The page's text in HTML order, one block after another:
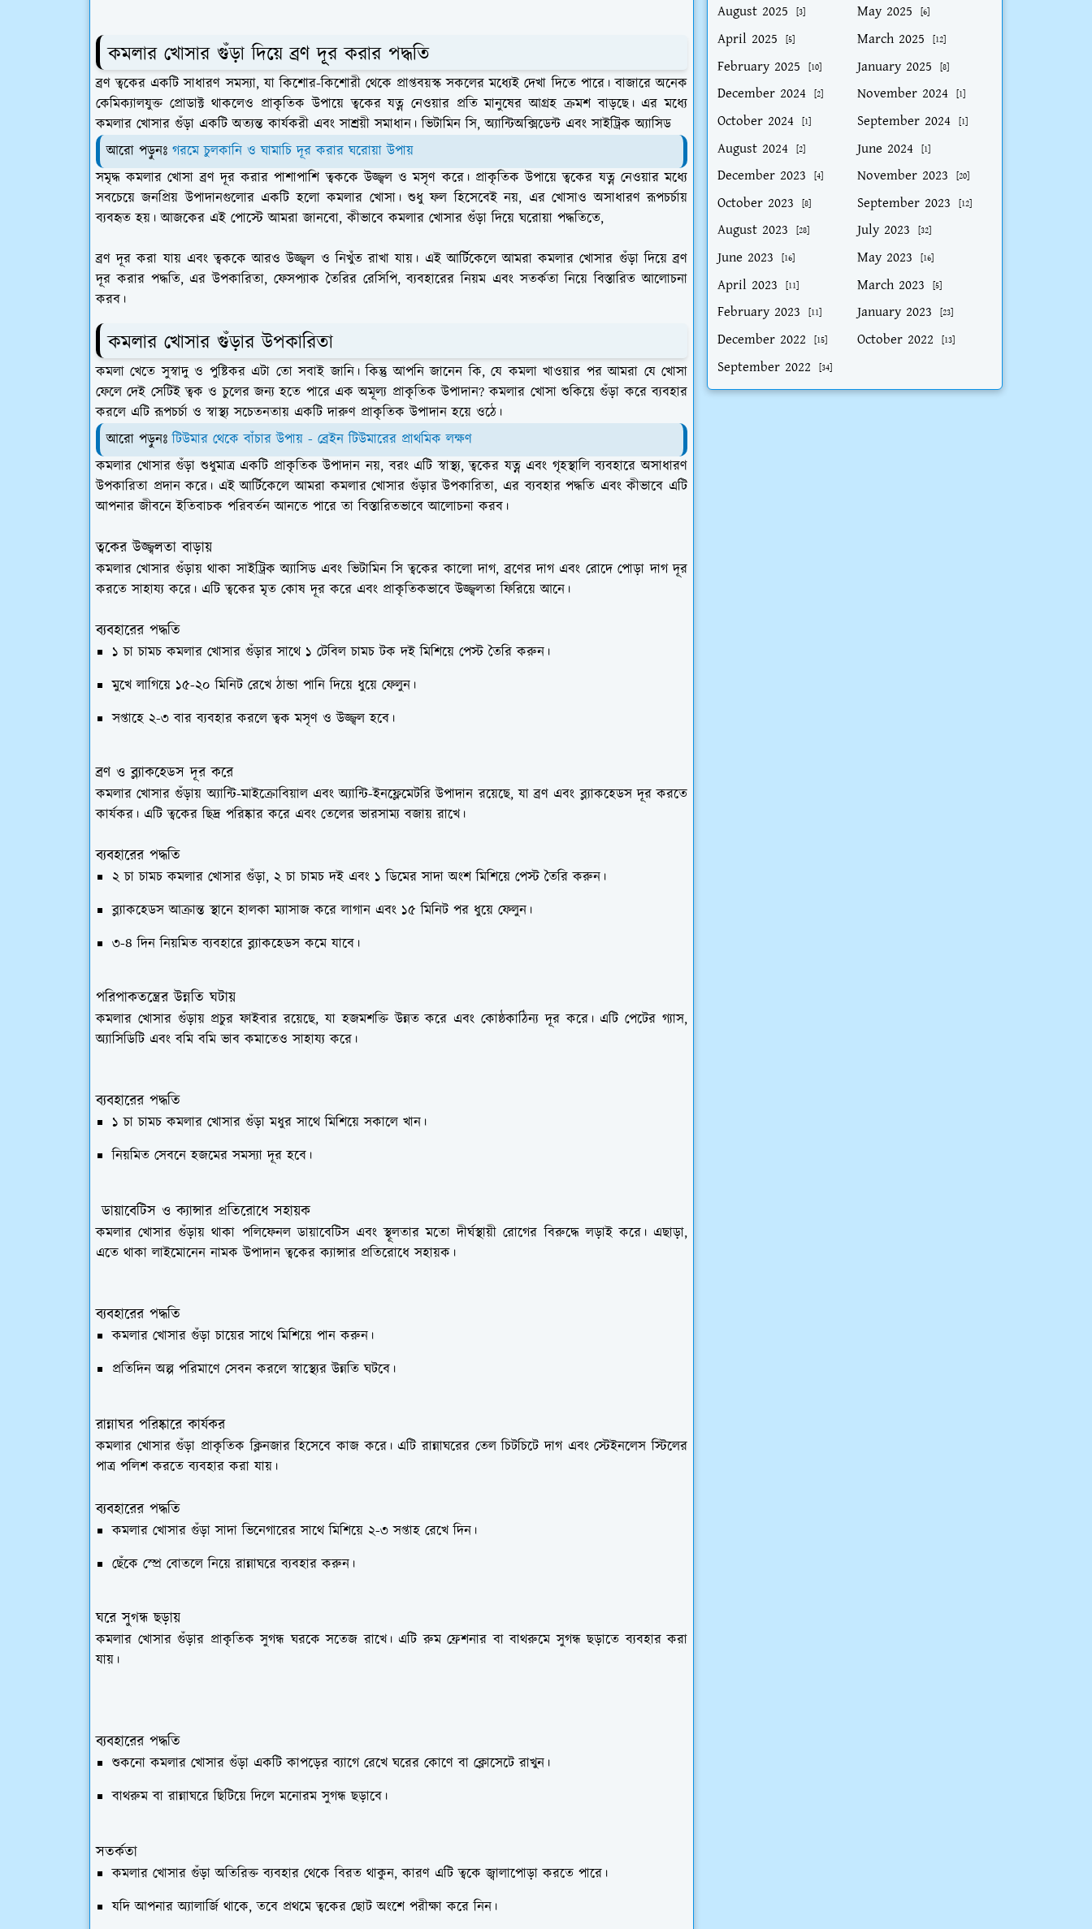
কমলার খোসার গুঁড়া দিয়ে ব্রণ দূর করার পদ্ধতি
ব্রণ ত্বকের একটি সাধারণ সমস্যা, যা কিশোর-কিশোরী থেকে প্রাপ্তবয়স্ক সকলের মধ্যেই দেখা দিতে পারে। বাজারে অনেক
কেমিক্যালযুক্ত প্রোডাক্ট থাকলেও প্রাকৃতিক উপায়ে ত্বকের যত্ন নেওয়ার প্রতি মানুষের আগ্রহ ক্রমশ বাড়ছে। এর মধ্যে
কমলার খোসার গুঁড়া একটি অত্যন্ত কার্যকরী এবং সাশ্রয়ী সমাধান। ভিটামিন সি, অ্যান্টিঅক্সিডেন্ট এবং সাইট্রিক অ্যাসিড
আরো পড়ুনঃ গরমে চুলকানি ও ঘামাচি দূর করার ঘরোয়া উপায়
সমৃদ্ধ কমলার খোসা ব্রণ দূর করার পাশাপাশি ত্বককে উজ্জ্বল ও মসৃণ করে। প্রাকৃতিক উপায়ে ত্বকের যত্ন নেওয়ার মধ্যে
সবচেয়ে জনপ্রিয় উপাদানগুলোর একটি হলো কমলার খোসা। শুধু ফল হিসেবেই নয়, এর খোসাও অসাধারণ রূপচর্চায়
ব্যবহৃত হয়। আজকের এই পোস্টে আমরা জানবো, কীভাবে কমলার খোসার গুঁড়া দিয়ে ঘরোয়া পদ্ধতিতে,
ব্রণ দূর করা যায় এবং ত্বককে আরও উজ্জ্বল ও নিখুঁত রাখা যায়। এই আর্টিকেলে আমরা কমলার খোসার গুঁড়া দিয়ে ব্রণ
দূর করার পদ্ধতি, এর উপকারিতা, ফেসপ্যাক তৈরির রেসিপি, ব্যবহারের নিয়ম এবং সতর্কতা নিয়ে বিস্তারিত আলোচনা
করব।
কমলার খোসার গুঁড়ার উপকারিতা
কমলা খেতে সুস্বাদু ও পুষ্টিকর এটা তো সবাই জানি। কিন্তু আপনি জানেন কি, যে কমলা খাওয়ার পর আমরা যে খোসা
ফেলে দেই সেটিই ত্বক ও চুলের জন্য হতে পারে এক অমূল্য প্রাকৃতিক উপাদান? কমলার খোসা শুকিয়ে গুঁড়া করে ব্যবহার
করলে এটি রূপচর্চা ও স্বাস্থ্য সচেতনতায় একটি দারুণ প্রাকৃতিক উপাদান হয়ে ওঠে।
আরো পড়ুনঃটিউমার থেকে বাঁচার উপায় - ব্রেইন টিউমারের প্রাথমিক লক্ষণ
কমলার খোসার গুঁড়া শুধুমাত্র একটি প্রাকৃতিক উপাদান নয়, বরং এটি স্বাস্থ্য, ত্বকের যত্ন এবং গৃহস্থালি ব্যবহারে অসাধারণ
উপকারিতা প্রদান করে। এই আর্টিকেলে আমরা কমলার খোসার গুঁড়ার উপকারিতা, এর ব্যবহার পদ্ধতি এবং কীভাবে এটি
আপনার জীবনে ইতিবাচক পরিবর্তন আনতে পারে তা বিস্তারিতভাবে আলোচনা করব।
ত্বকের উজ্জ্বলতা বাড়ায়
কমলার খোসার গুঁড়ায় থাকা সাইট্রিক অ্যাসিড এবং ভিটামিন সি ত্বকের কালো দাগ, ব্রণের দাগ এবং রোদে পোড়া দাগ দূর
করতে সাহায্য করে। এটি ত্বকের মৃত কোষ দূর করে এবং প্রাকৃতিকভাবে উজ্জ্বলতা ফিরিয়ে আনে।
ব্যবহারের পদ্ধতি
১ চা চামচ কমলার খোসার গুঁড়ার সাথে ১ টেবিল চামচ টক দই মিশিয়ে পেস্ট তৈরি করুন।
মুখে লাগিয়ে ১৫-২০ মিনিট রেখে ঠান্ডা পানি দিয়ে ধুয়ে ফেলুন।
সপ্তাহে ২-৩ বার ব্যবহার করলে ত্বক মসৃণ ও উজ্জ্বল হবে।
ব্রণ ও ব্ল্যাকহেডস দূর করে
কমলার খোসার গুঁড়ায় অ্যান্টি-মাইক্রোবিয়াল এবং অ্যান্টি-ইনফ্লেমেটরি উপাদান রয়েছে, যা ব্রণ এবং ব্ল্যাকহেডস দূর করতে
কার্যকর। এটি ত্বকের ছিদ্র পরিষ্কার করে এবং তেলের ভারসাম্য বজায় রাখে।
ব্যবহারের পদ্ধতি
২ চা চামচ কমলার খোসার গুঁড়া, ২ চা চামচ দই এবং ১ ডিমের সাদা অংশ মিশিয়ে পেস্ট তৈরি করুন।
ব্ল্যাকহেডস আক্রান্ত স্থানে হালকা ম্যাসাজ করে লাগান এবং ১৫ মিনিট পর ধুয়ে ফেলুন।
৩-৪ দিন নিয়মিত ব্যবহারে ব্ল্যাকহেডস কমে যাবে।
পরিপাকতন্ত্রের উন্নতি ঘটায়
কমলার খোসার গুঁড়ায় প্রচুর ফাইবার রয়েছে, যা হজমশক্তি উন্নত করে এবং কোষ্ঠকাঠিন্য দূর করে। এটি পেটের গ্যাস,
অ্যাসিডিটি এবং বমি বমি ভাব কমাতেও সাহায্য করে।
ব্যবহারের পদ্ধতি
১ চা চামচ কমলার খোসার গুঁড়া মধুর সাথে মিশিয়ে সকালে খান।
নিয়মিত সেবনে হজমের সমস্যা দূর হবে।
ডায়াবেটিস ও ক্যান্সার প্রতিরোধে সহায়ক
কমলার খোসার গুঁড়ায় থাকা পলিফেনল ডায়াবেটিস এবং স্থূলতার মতো দীর্ঘস্থায়ী রোগের বিরুদ্ধে লড়াই করে। এছাড়া,
এতে থাকা লাইমোনেন নামক উপাদান ত্বকের ক্যান্সার প্রতিরোধে সহায়ক।
ব্যবহারের পদ্ধতি
কমলার খোসার গুঁড়া চায়ের সাথে মিশিয়ে পান করুন।
প্রতিদিন অল্প পরিমাণে সেবন করলে স্বাস্থ্যের উন্নতি ঘটবে।
রান্নাঘর পরিষ্কারে কার্যকর
কমলার খোসার গুঁড়া প্রাকৃতিক ক্লিনজার হিসেবে কাজ করে। এটি রান্নাঘরের তেল চিটচিটে দাগ এবং স্টেইনলেস স্টিলের
পাত্র পলিশ করতে ব্যবহার করা যায়।
ব্যবহারের পদ্ধতি
কমলার খোসার গুঁড়া সাদা ভিনেগারের সাথে মিশিয়ে ২-৩ সপ্তাহ রেখে দিন।
ছেঁকে স্প্রে বোতলে নিয়ে রান্নাঘরে ব্যবহার করুন।
ঘরে সুগন্ধ ছড়ায়
কমলার খোসার গুঁড়ার প্রাকৃতিক সুগন্ধ ঘরকে সতেজ রাখে। এটি রুম ফ্রেশনার বা বাথরুমে সুগন্ধ ছড়াতে ব্যবহার করা
যায়।
ব্যবহারের পদ্ধতি
শুকনো কমলার খোসার গুঁড়া একটি কাপড়ের ব্যাগে রেখে ঘরের কোণে বা ক্লোসেটে রাখুন।
বাথরুম বা রান্নাঘরে ছিটিয়ে দিলে মনোরম সুগন্ধ ছড়াবে।
সতর্কতা
কমলার খোসার গুঁড়া অতিরিক্ত ব্যবহার থেকে বিরত থাকুন, কারণ এটি ত্বকে জ্বালাপোড়া করতে পারে।
যদি আপনার অ্যালার্জি থাকে, তবে প্রথমে ত্বকের ছোট অংশে পরীক্ষা করে নিন।
August 2025 [3] May 2025 [6]
April 2025 [5] March 2025 [12]
February 2025 [10] January 2025 [8]
December 2024 [2] November 2024 [1]
October 2024 [1] September 2024 [1]
August 2024 [2] June 2024 [1]
December 2023 [4] November 2023 [20]
October 2023 [8] September 2023 [12]
August 2023 [28] July 2023 [32]
June 2023 [16] May 2023 [16]
April 2023 [11] March 2023 [5]
February 2023 [11] January 2023 [23]
December 2022 [15] October 2022 [13]
September 2022 [34]